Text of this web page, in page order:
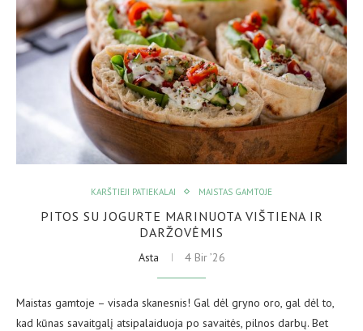
KARŠTIEJI PATIEKALAI MAISTAS GAMTOJE
PITOS SU JOGURTE MARINUOTA VIŠTIENA IR
DARŽOVĖMIS
Asta 4 Bir ’26
Maistas gamtoje – visada skanesnis! Gal dėl gryno oro, gal dėl to,
kad kūnas savaitgalį atsipalaiduoja po savaitės, pilnos darbų. Bet